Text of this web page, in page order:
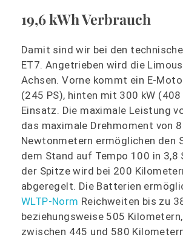
19,6 kWh Verbrauch
Damit sind wir bei den
ET7. Angetrieben wird die
Achsen. Vorne kommt ein E-
(245 PS), hinten mit 300 kW (408
Einsatz. Die maximale Leistung
das maximale Drehmoment von
Newtonmetern ermöglichen den
dem Stand auf Tempo 100 in 3,8
der Spitze wird bei 200
abgeregelt. Die Batterien
WLTP-Norm Reichweiten bis zu
beziehungsweise 505
zwischen 445 und 580